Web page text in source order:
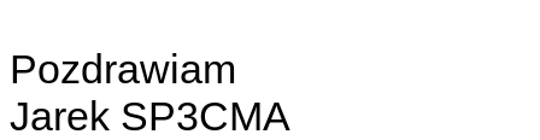
Pozdrawiam
Jarek SP3CMA